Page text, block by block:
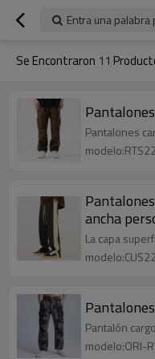
Entra una
Se Encontraron 11
Pantalones
ancha
La capa
Pantalón
modelo:ORI-